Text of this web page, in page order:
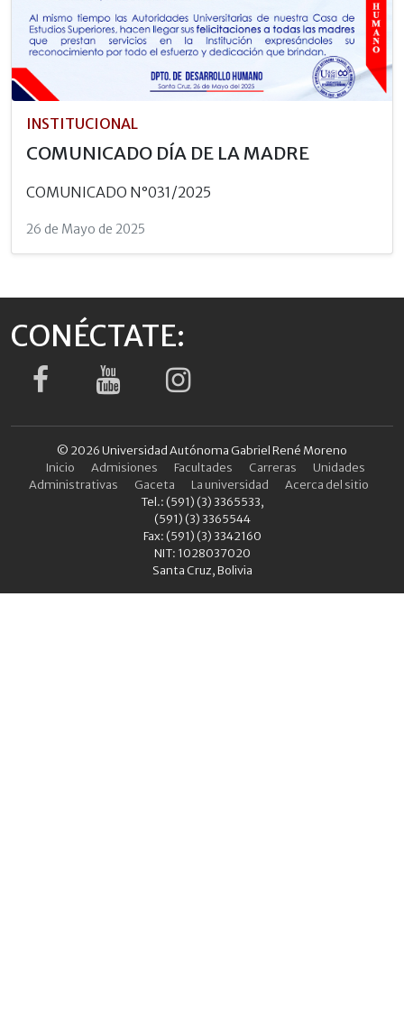
INSTITUCIONAL
COMUNICADO DÍA DE LA MADRE
COMUNICADO N°031/2025
26 de Mayo de 2025
CONÉCTATE:
© 2026 Universidad Autónoma Gabriel René Moreno
Inicio
Admisiones Facultades Carreras
Unidades
Administrativas
Gaceta La universidad
Acerca del sitio
Tel.: (591) (3) 3365533,
(591) (3) 3365544
Fax: (591) (3) 3342160
NIT: 1028037020
Santa Cruz, Bolivia